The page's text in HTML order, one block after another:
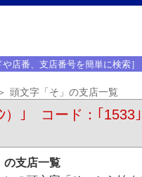
店番、支店番号を簡単に検索］
頭文字「そ」の支店一覧
）｣ コード：｢1533｣
の支店一覧